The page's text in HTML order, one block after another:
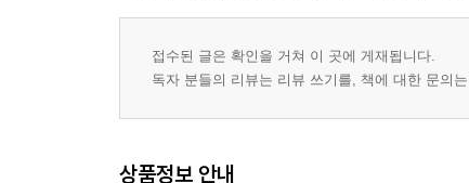
접수된 글은 확인을 거쳐 이 곳에 게재됩니다.
독자 분들의 리뷰는 리뷰 쓰기를, 책에 대한 문의
상품정보 안내